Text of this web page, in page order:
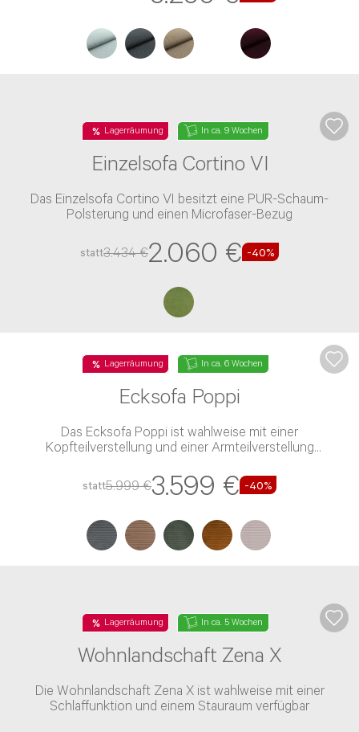
Lagerräumung In ca. 9 Wochen
Einzelsofa Cortino VI
Das Einzelsofa Cortino VI besitzt eine PUR-Schaum-
Polsterung und einen Microfaser-Bezug
statt3.434 €2.060 € -40%
Lagerräumung In ca. 6 Wochen
Ecksofa Poppi
Das Ecksofa Poppi ist wahlweise mit einer
Kopfteilverstellung und einer Armteilverstellung
statt5.999 €3.599 € -40%
Lagerräumung In ca. 5 Wochen
Wohnlandschaft Zena X
Die Wohnlandschaft Zena X ist wahlweise mit einer
Schlaffunktion und einem Stauraum verfügbar